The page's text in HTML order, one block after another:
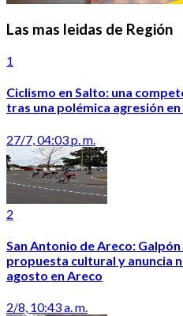
Las mas leidas de Región
1
Ciclismo en Salto: una
tras una polémica agresión
27/7, 04:03 p. m.
2
San Antonio de Areco:
propuesta cultural y anuncia
agosto en Areco
2/8, 10:43 a. m.